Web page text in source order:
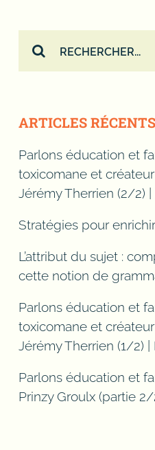
ARTICLES RÉCENTS
Parlons éducation et
toxicomane et
Jérémy Therrien (2/2) |
Stratégies pour
L’attribut du sujet :
cette notion de
Parlons éducation et
toxicomane et
Jérémy Therrien (1/2) |
Parlons éducation et
Prinzy Groulx (partie 2/